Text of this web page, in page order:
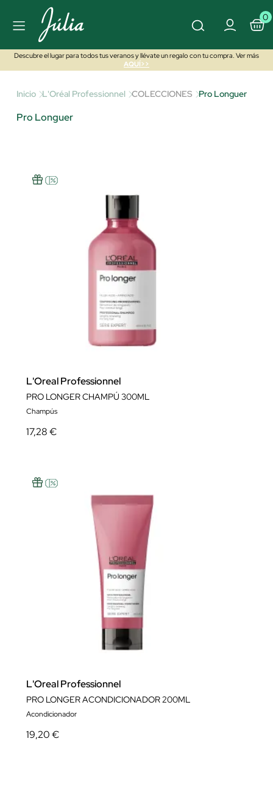
0
Descubre el lugar para todos tus veranos y llévate un regalo con tu compra. Ver más
AQUÍ>>
Inicio L'Oréal Professionnel COLECCIONES Pro Longuer
Pro Longuer
L'Oreal Professionnel
PRO LONGER CHAMPÚ 300ML
Champús
17,28 €
L'Oreal Professionnel
PRO LONGER ACONDICIONADOR 200ML
Acondicionador
19,20 €